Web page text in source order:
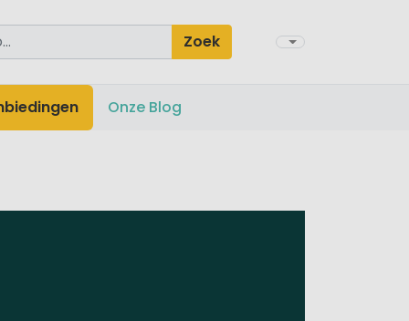
Zoek
Onze Blog